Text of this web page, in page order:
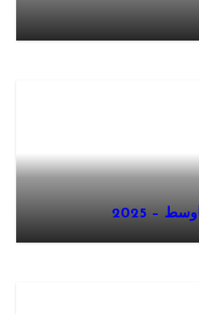
– 2025